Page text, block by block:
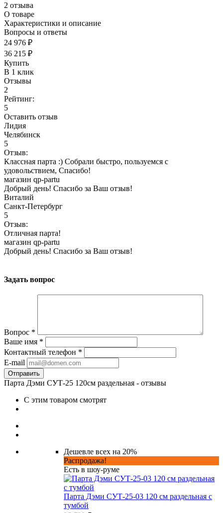
2 отзыва
О товаре
Характеристики и описание
Вопросы и ответы
24 976 ₽
36 215 ₽
Купить
В 1 клик
Отзывы
2
Рейтинг:
5
Оставить отзыв
Лидия
Челябинск
5
Отзыв:
Классная парта :) Собрали быстро, пользуемся с
удовольствием, Спасибо!
магазин qp-partu
Добрый день! Спасибо за Ваш отзыв!
Виталий
Санкт-Петербург
5
Отзыв:
Отличная парта!
магазин qp-partu
Добрый день! Спасибо за Ваш отзыв!
Задать вопрос
Вопрос *
Ваше имя *
Контактный телефон *
E-mail
Парта Дэми СУТ-25 120см раздельная - отзывы
С этим товаром смотрят
Дешевле всех на 20%
Распродажа!
Есть в шоу-руме
Парта Дэми СУТ-25-03 120 см раздельная с
тумбой